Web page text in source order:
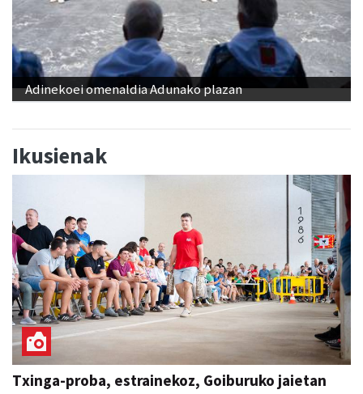
Adinekoei omenaldia Adunako plazan
Ikusienak
Txinga-proba, estrainekoz, Goiburuko jaietan